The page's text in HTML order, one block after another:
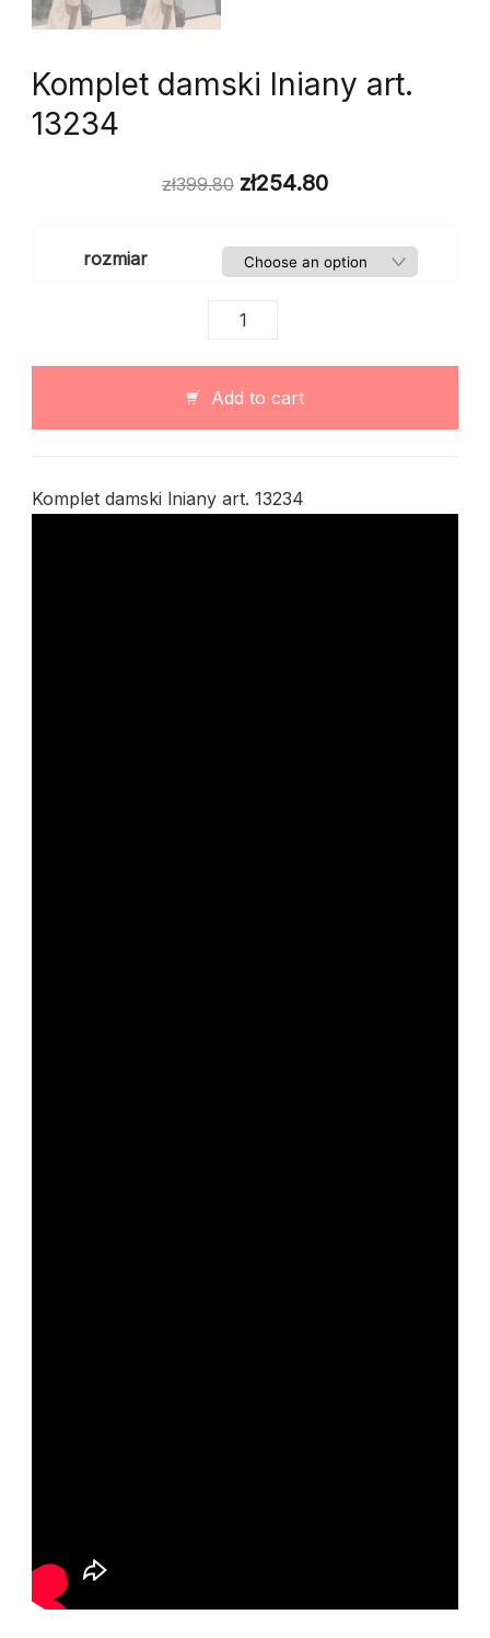
Komplet damski lniany art.
13234
zł399.80 zł254.80
rozmiar
Komplet
lniany
art.
Add to cart
Komplet damski lniany art. 13234